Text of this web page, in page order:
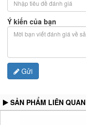
Ý kiến của bạn
Gửi
SẢN PHẨM LIÊN QUAN